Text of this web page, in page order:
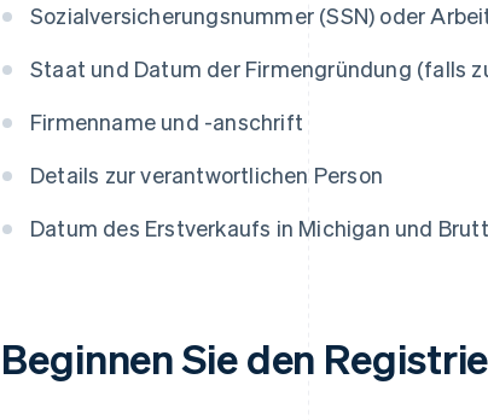
Sozialversicherungsnummer (SSN) oder
Staat und Datum der Firmengründung (falls
Firmenname und -anschrift
Details zur verantwortlichen Person
Datum des Erstverkaufs in Michigan und
Beginnen Sie den